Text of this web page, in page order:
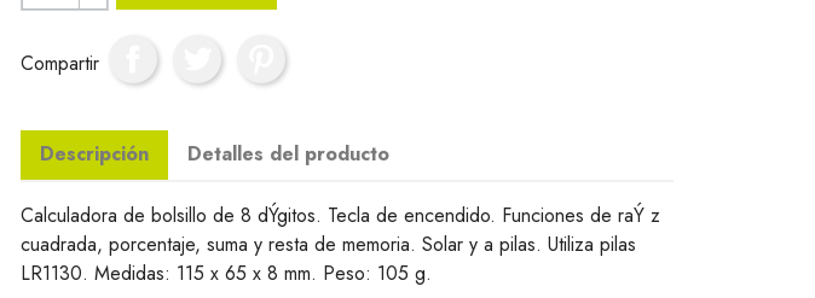
Compartir
Descripción Detalles del producto
Calculadora de bolsillo de 8 dÝgitos. Tecla de encendido. Funciones de raÝ z
cuadrada, porcentaje, suma y resta de memoria. Solar y a pilas. Utiliza pilas
LR1130. Medidas: 115 x 65 x 8 mm. Peso: 105 g.